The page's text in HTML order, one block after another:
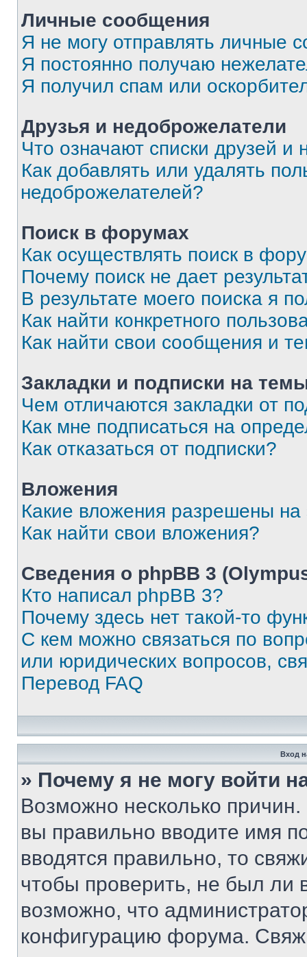
Личные сообщения
Я не могу отправлять личные
Я постоянно получаю
Я получил спам или
Друзья и недоброжелатели
Что означают списки друзей и
Как добавлять или удалять
недоброжелателей?
Поиск в форумах
Как осуществлять поиск в
Почему поиск не дает
В результате моего поиска я
Как найти конкретного
Как найти свои сообщения и
Закладки и подписки на
Чем отличаются закладки от
Как мне подписаться на
Как отказаться от подписки?
Вложения
Какие вложения разрешены
Как найти свои вложения?
Сведения о phpBB 3
Кто написал phpBB 3?
Почему здесь нет такой-то
С кем можно связаться по
или юридических вопросов,
Перевод FAQ
Вход
» Почему я не могу войти
Возможно несколько
вы правильно вводите имя
вводятся правильно, то
чтобы проверить, не был ли
возможно, что
конфигурацию форума.